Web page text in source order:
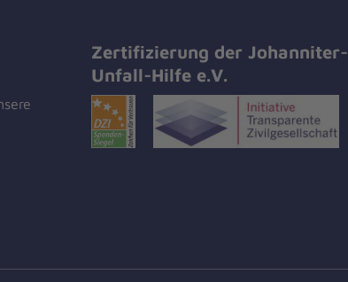
Zertifizierung der Johanniter-
Unfall-Hilfe e.V.